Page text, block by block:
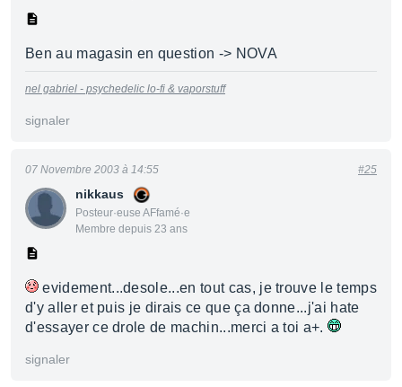
Ben au magasin en question -> NOVA
nel gabriel - psychedelic lo-fi & vaporstuff
signaler
nikkaus
Posteur·euse AFfamé·e
Membre depuis 23 ans
07 Novembre 2003 à 14:55 #25
evidement...desole...en tout cas, je trouve le temps
d'y aller et puis je dirais ce que ça donne...j'ai hate
d'essayer ce drole de machin...merci a toi a+.
signaler